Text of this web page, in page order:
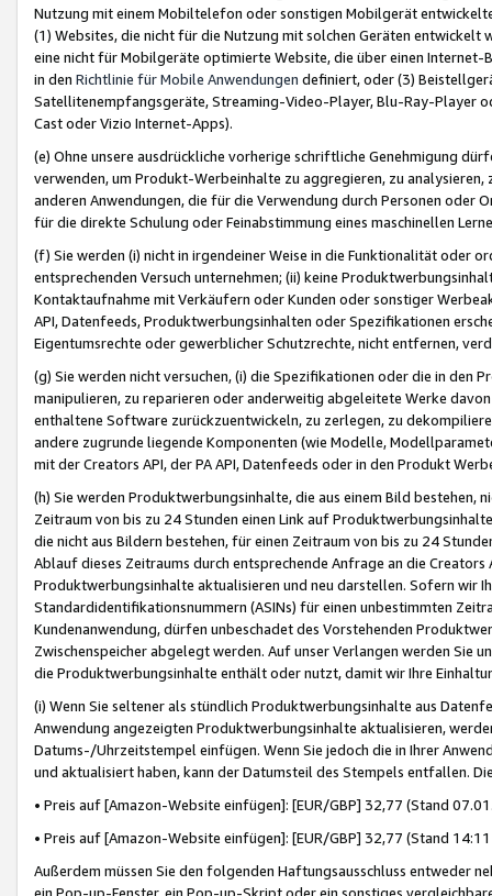
Nutzung mit einem Mobiltelefon oder sonstigen Mobilgerät
(1) Websites, die nicht für die Nutzung mit solchen Geräten
eine nicht für Mobilgeräte optimierte Website, die über einen
in den Richtlinie für Mobile Anwendungen definiert, oder (3)
Satellitenempfangsgeräte, Streaming-Video-Player, Blu-Ray-Player
Cast oder Vizio Internet-Apps).
(e) Ohne unsere ausdrückliche vorherige schriftliche Genehmigung
verwenden, um Produkt-Werbeinhalte zu aggregieren, zu
anderen Anwendungen, die für die Verwendung durch Personen
für die direkte Schulung oder Feinabstimmung eines maschinellen
(f) Sie werden (i) nicht in irgendeiner Weise in die Funktionalität oder
entsprechenden Versuch unternehmen; (ii) keine
Kontaktaufnahme mit Verkäufern oder Kunden oder sonstiger
API, Datenfeeds, Produktwerbungsinhalten oder Spezifikationen
Eigentumsrechte oder gewerblicher Schutzrechte, nicht entfernen,
(g) Sie werden nicht versuchen, (i) die Spezifikationen oder die in
manipulieren, zu reparieren oder anderweitig abgeleitete Werke
enthaltene Software zurückzuentwickeln, zu zerlegen, zu
andere zugrunde liegende Komponenten (wie Modelle,
mit der Creators API, der PA API, Datenfeeds oder in den Produkt
(h) Sie werden Produktwerbungsinhalte, die aus einem Bild bestehen,
Zeitraum von bis zu 24 Stunden einen Link auf
die nicht aus Bildern bestehen, für einen Zeitraum von bis zu 24
Ablauf dieses Zeitraums durch entsprechende Anfrage an die
Produktwerbungsinhalte aktualisieren und neu darstellen. Sofern wir
Standardidentifikationsnummern (ASINs) für einen unbestimmten
Kundenanwendung, dürfen unbeschadet des Vorstehenden
Zwischenspeicher abgelegt werden. Auf unser Verlangen werden Sie
die Produktwerbungsinhalte enthält oder nutzt, damit wir Ihre
(i) Wenn Sie seltener als stündlich Produktwerbungsinhalte aus
Anwendung angezeigten Produktwerbungsinhalte aktualisieren,
Datums-/Uhrzeitstempel einfügen. Wenn Sie jedoch die in Ihrer
und aktualisiert haben, kann der Datumsteil des Stempels entfallen.
• Preis auf [Amazon-Website einfügen]: [EUR/GBP] 32,77 (Stand
• Preis auf [Amazon-Website einfügen]: [EUR/GBP] 32,77 (Stand
Außerdem müssen Sie den folgenden Haftungsausschluss entweder
ein Pop-up-Fenster, ein Pop-up-Skript oder ein sonstiges